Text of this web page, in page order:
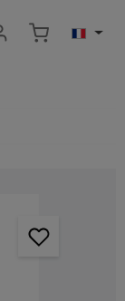
Le panier